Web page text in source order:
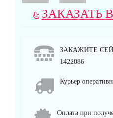
ЗАКАЗАТЬ
ЗАКАЖИТЕ
1422086
Курьер
Оплата при